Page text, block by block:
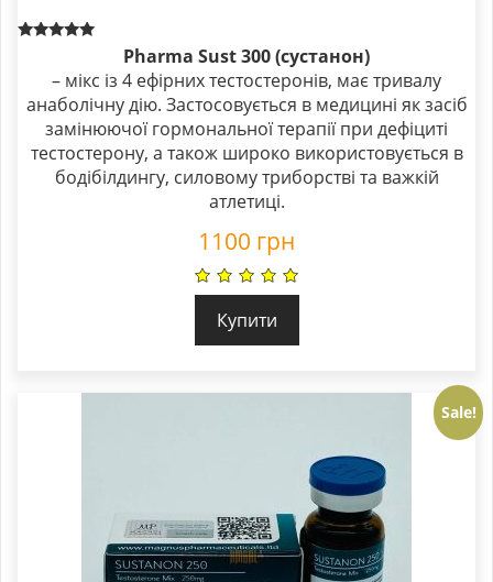
out of 5
Pharma Sust 300 (сустанон)
– мікс із 4 ефірних тестостеронів, має тривалу
анаболічну дію. Застосовується в медицині як засіб
замінюючої гормональної терапії при дефіциті
тестостерону, а також широко використовується в
бодібілдингу, силовому триборстві та важкій
атлетиці.
1100 грн
Купити
Sale!